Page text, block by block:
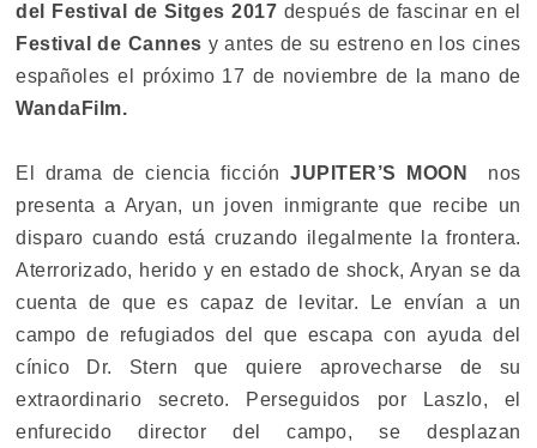
del Festival de Sitges 2017 después de fascinar en el
Festival de Cannes y antes de su estreno en los cines
españoles el próximo 17 de noviembre de la mano de
WandaFilm.
El drama de ciencia ficciónJUPITER’S MOON
nos
presenta a Aryan, un joven inmigrante que recibe un
disparo cuando está cruzando ilegalmente la frontera.
Aterrorizado, herido y en estado de shock, Aryan se da
cuenta de que es capaz de levitar. Le envían a un
campo de refugiados del que escapa con ayuda del
cínico Dr. Stern que quiere aprovecharse de su
extraordinario secreto. Perseguidos por Laszlo, el
enfurecido director del campo, se desplazan